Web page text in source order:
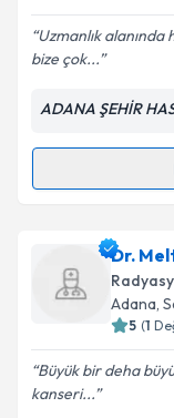
E-posta
'ni
Uzmanlık alanında
bize çok...
ADANA ŞEHİR
Randevu
Prof. Dr.
oluşturun.
takvim
Dr.
Adana,
5 (1
Büyük bir deha
kanseri...